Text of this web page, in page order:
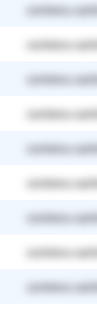
contenu
contenu
contenu
contenu
contenu
contenu
contenu
contenu
contenu